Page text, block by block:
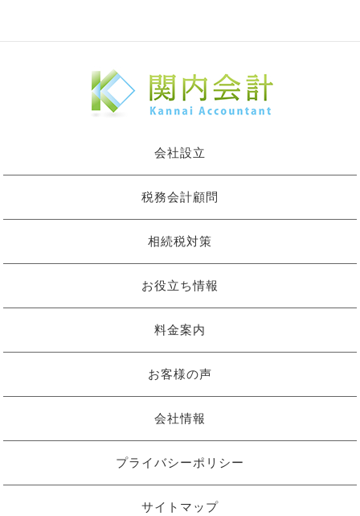
会社設立
税務会計顧問
相続税対策
お役立ち情報
料金案内
お客様の声
会社情報
プライバシーポリシー
サイトマップ